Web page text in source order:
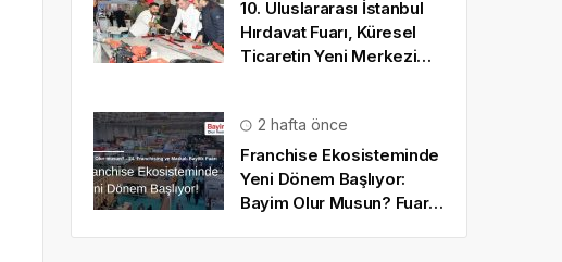
10. Uluslararası İstanbul
Hırdavat Fuarı, Küresel
Ticaretin Yeni Merkezi
2 hafta önce
Franchise Ekosisteminde
Yeni Dönem Başlıyor:
Bayim Olur Musun? Fuarı